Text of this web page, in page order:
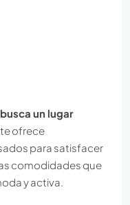
un lugar
ofrece
para satisfacer
comodidades que
y activa.